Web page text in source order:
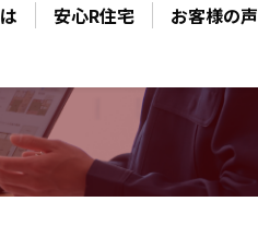
安心R住宅 お客様の声